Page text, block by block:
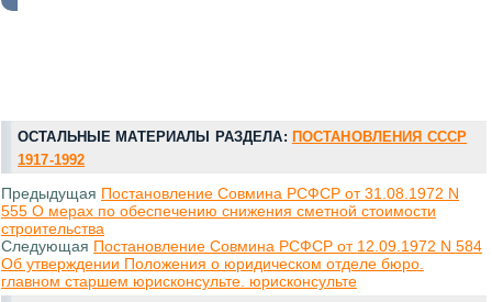
ОСТАЛЬНЫЕ МАТЕРИАЛЫ РАЗДЕЛА: ПОСТАНОВЛЕНИЯ СССР
1917-1992
Предыдущая Постановление Совмина РСФСР от 31.08.1972 N
555 О мерах по обеспечению снижения сметной стоимости
строительства
Следующая Постановление Совмина РСФСР от 12.09.1972 N 584
Об утверждении Положения о юридическом отделе бюро.
главном старшем юрисконсульте. юрисконсульте